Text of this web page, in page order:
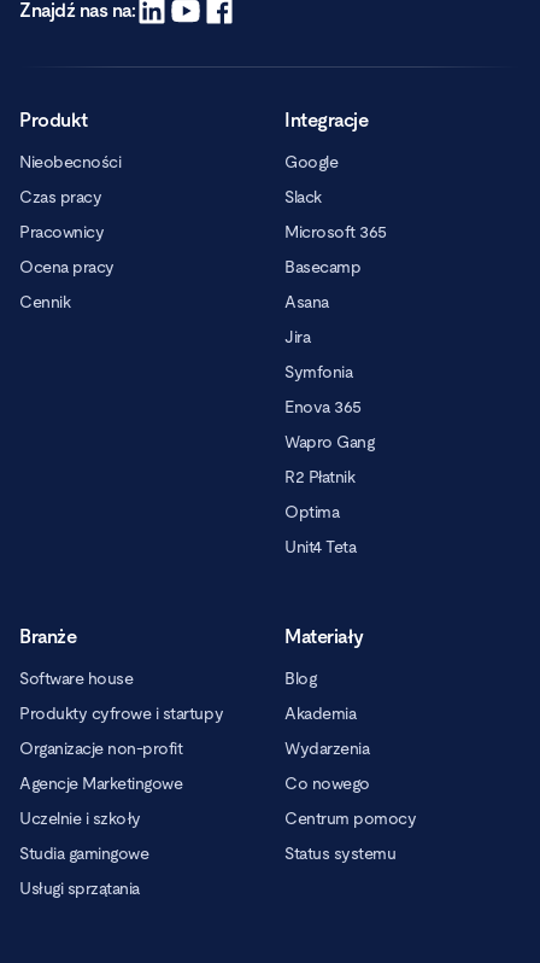
siedzibą w Warszawie, ul. Chmielna 2/31, 00-020 Warszawa,
informacji handlowych pocztą elektroniczną.
Czytaj dalej
Znajdź nas na:
Produkt
Nieobecności
Czas pracy
Pracownicy
Ocena pracy
Cennik
Integracje
Google
Slack
Microsoft 365
Basecamp
Asana
Jira
Symfonia
Enova 365
Wapro Gang
R2 Płatnik
Optima
Unit4 Teta
Branże
Software house
Produkty cyfrowe i startupy
Organizacje non-profit
Agencje Marketingowe
Uczelnie i szkoły
Studia gamingowe
Usługi sprzątania
Materiały
Blog
Akademia
Wydarzenia
Co nowego
Centrum pomocy
Status systemu